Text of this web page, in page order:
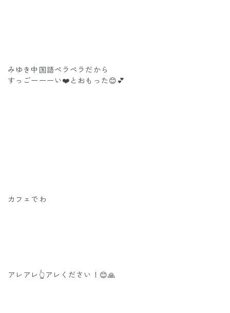
みゆき中国語ペラペラだから
すっごーーーい❤️とおもった😊💕
カフェでわ
アレアレ👆アレください！😊🙏